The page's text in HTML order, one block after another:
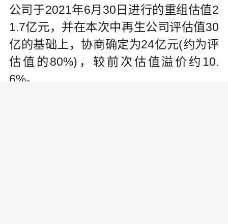
公司于2021年6月30日进行的重组估值2
1.7亿元，并在本次中再生公司评估值30
亿的基础上，协商确定为24亿元(约为评
估值的80%)，较前次估值溢价约10.
6%。